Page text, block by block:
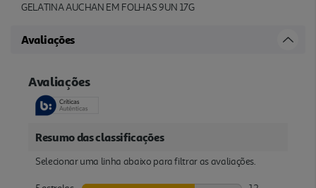
GELATINA AUCHAN EM FOLHAS 9UN 17G
Avaliações